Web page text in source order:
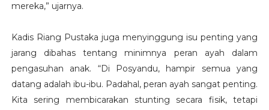
mereka,” ujarnya.
Kadis Riang Pustaka juga menyinggung isu penting yang
jarang dibahas tentang minimnya peran ayah dalam
pengasuhan anak. “Di Posyandu, hampir semua yang
datang adalah ibu-ibu. Padahal, peran ayah sangat penting.
Kita sering membicarakan stunting secara fisik, tetapi